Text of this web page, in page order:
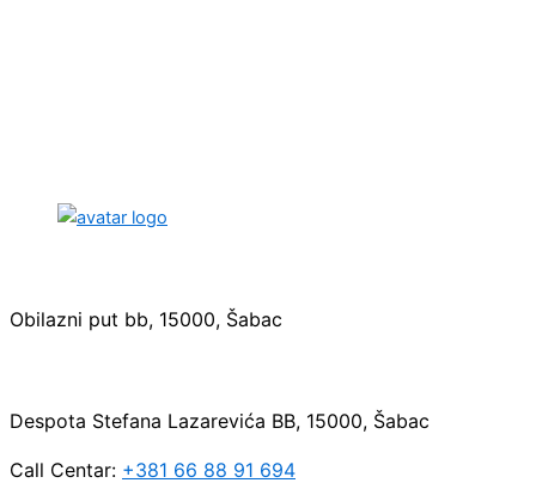
Obilazni put bb, 15000, Šabac
Despota Stefana Lazarevića BB, 15000, Šabac
Call Centar: +381 66 88 91 694